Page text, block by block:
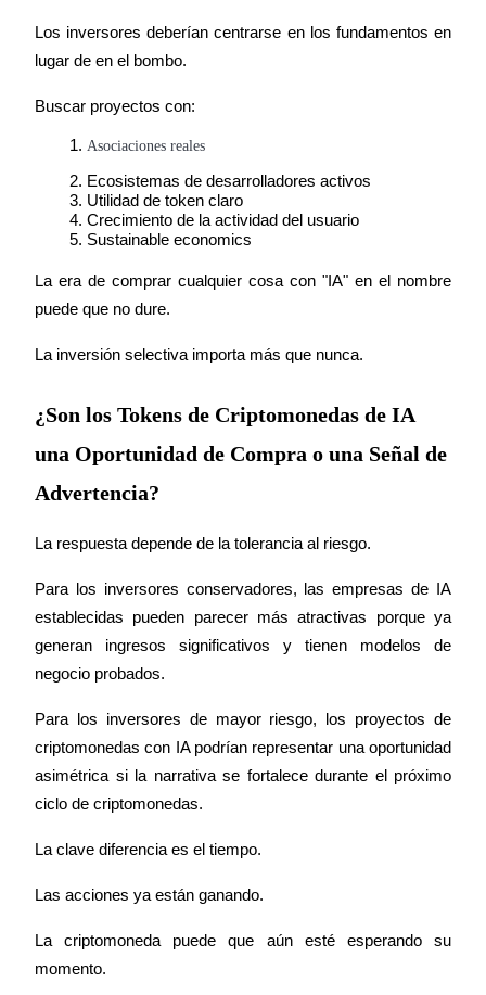
Los inversores deberían centrarse en los fundamentos en
lugar de en el bombo.
Buscar proyectos con:
Asociaciones reales
Ecosistemas de desarrolladores activos
Utilidad de token claro
Crecimiento de la actividad del usuario
Sustainable economics
La era de comprar cualquier cosa con "IA" en el nombre
puede que no dure.
La inversión selectiva importa más que nunca.
¿Son los Tokens de Criptomonedas de IA
una Oportunidad de Compra o una Señal de
Advertencia?
La respuesta depende de la tolerancia al riesgo.
Para los inversores conservadores, las empresas de IA
establecidas pueden parecer más atractivas porque ya
generan ingresos significativos y tienen modelos de
negocio probados.
Para los inversores de mayor riesgo, los proyectos de
criptomonedas con IA podrían representar una oportunidad
asimétrica si la narrativa se fortalece durante el próximo
ciclo de criptomonedas.
La clave diferencia es el tiempo.
Las acciones ya están ganando.
La criptomoneda puede que aún esté esperando su
momento.